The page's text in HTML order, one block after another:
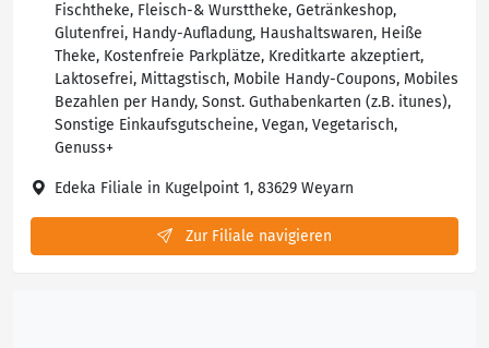
Fischtheke, Fleisch-& Wursttheke, Getränkeshop,
Glutenfrei, Handy-Aufladung, Haushaltswaren, Heiße
Theke, Kostenfreie Parkplätze, Kreditkarte akzeptiert,
Laktosefrei, Mittagstisch, Mobile Handy-Coupons, Mobiles
Bezahlen per Handy, Sonst. Guthabenkarten (z.B. itunes),
Sonstige Einkaufsgutscheine, Vegan, Vegetarisch,
Genuss+
Edeka Filiale in Kugelpoint 1, 83629 Weyarn
Zur Filiale navigieren